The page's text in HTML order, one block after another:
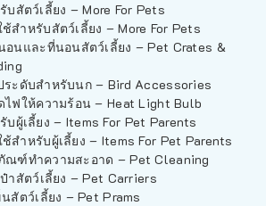
บสัตว์เลี้ยง – More For Pets
สำหรับสัตว์เลี้ยง – More For Pets
อนและที่นอนสัตว์เลี้ยง – Pet Crates &
ระดับสำหรับนก – Bird Accessories
ไฟให้ความร้อน – Heat Light Bulb
บผู้เลี้ยง – Items For Pet Parents
สำหรับผู้เลี้ยง – Items For Pet Parents
ณฑ์ทำความสะอาด – Pet Cleaning
ป๋าสัตว์เลี้ยง – Pet Carriers
นสัตว์เลี้ยง – Pet Prams